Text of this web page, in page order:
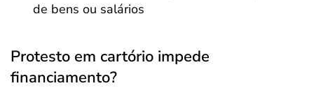
de bens ou salários
Protesto em cartório impede
financiamento?